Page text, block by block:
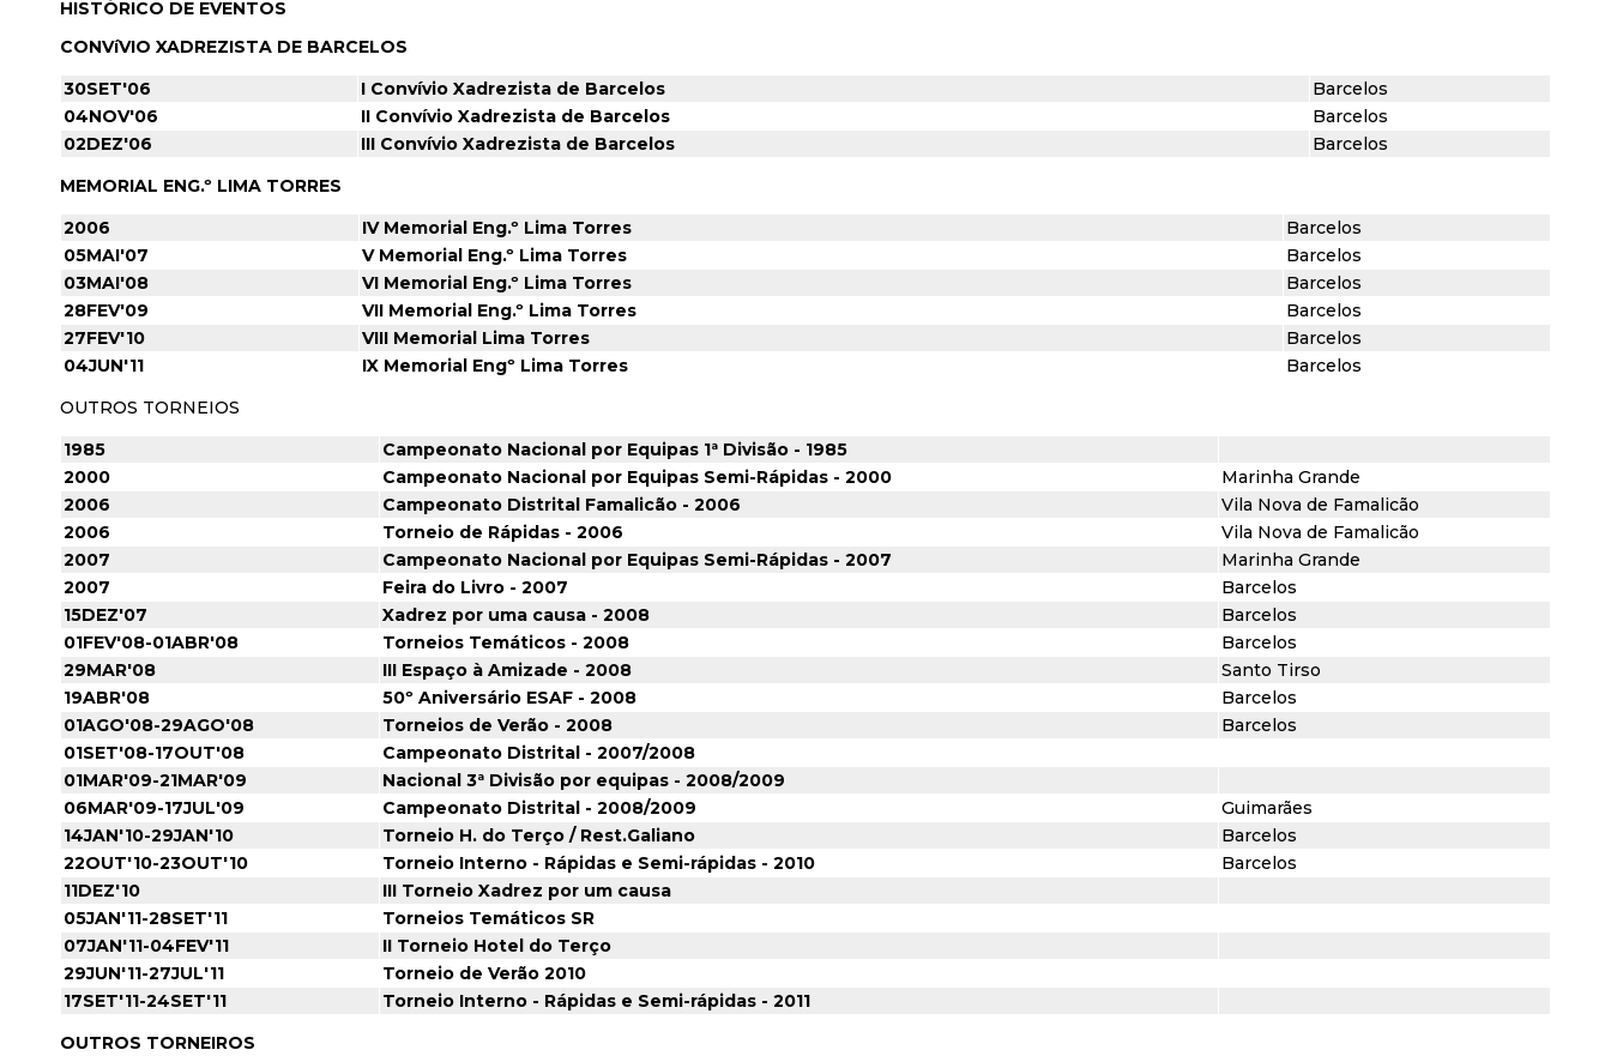
HISTÓRICO DE EVENTOS
CONVíVIO XADREZISTA DE BARCELOS
30SET'06
I Convívio Xadrezista de Barcelos
Barcelos
04NOV'06
II Convívio Xadrezista de Barcelos
Barcelos
02DEZ'06
III Convívio Xadrezista de Barcelos
Barcelos
MEMORIAL ENG.º LIMA TORRES
2006
IV Memorial Eng.º Lima Torres
Barcelos
05MAI'07
V Memorial Eng.º Lima Torres
Barcelos
03MAI'08
VI Memorial Eng.º Lima Torres
Barcelos
28FEV'09
VII Memorial Eng.º Lima Torres
Barcelos
27FEV'10
VIII Memorial Lima Torres
Barcelos
04JUN'11
IX Memorial Engº Lima Torres
Barcelos
OUTROS TORNEIOS
1985
Campeonato Nacional por Equipas 1ª Divisão - 1985
2000
Campeonato Nacional por Equipas Semi-Rápidas - 2000
Marinha Grande
2006
Campeonato Distrital Famalicão - 2006
Vila Nova de Famalicão
2006
Torneio de Rápidas - 2006
Vila Nova de Famalicão
2007
Campeonato Nacional por Equipas Semi-Rápidas - 2007
Marinha Grande
2007
Feira do Livro - 2007
Barcelos
15DEZ'07
Xadrez por uma causa - 2008
Barcelos
01FEV'08-01ABR'08
Torneios Temáticos - 2008
Barcelos
29MAR'08
III Espaço à Amizade - 2008
Santo Tirso
19ABR'08
50º Aniversário ESAF - 2008
Barcelos
01AGO'08-29AGO'08
Torneios de Verão - 2008
Barcelos
01SET'08-17OUT'08
Campeonato Distrital - 2007/2008
01MAR'09-21MAR'09
Nacional 3ª Divisão por equipas - 2008/2009
06MAR'09-17JUL'09
Campeonato Distrital - 2008/2009
Guimarães
14JAN'10-29JAN'10
Torneio H. do Terço / Rest.Galiano
Barcelos
22OUT'10-23OUT'10
Torneio Interno - Rápidas e Semi-rápidas - 2010
Barcelos
11DEZ'10
III Torneio Xadrez por um causa
05JAN'11-28SET'11
Torneios Temáticos SR
07JAN'11-04FEV'11
II Torneio Hotel do Terço
29JUN'11-27JUL'11
Torneio de Verão 2010
17SET'11-24SET'11
Torneio Interno - Rápidas e Semi-rápidas - 2011
OUTROS TORNEIROS